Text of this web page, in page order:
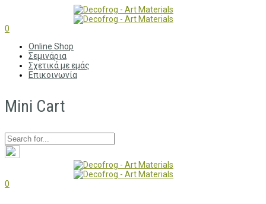
0
Online Shop
Σεμινάρια
Σχετικά με εμάς
Επικοινωνία
Mini Cart
0